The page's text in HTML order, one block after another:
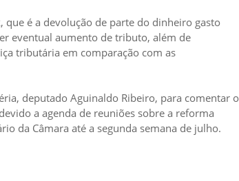
é a devolução de parte do dinheiro gasto
eventual aumento de tributo, além de
tributária em comparação com as
deputado Aguinaldo Ribeiro, para comentar o
a agenda de reuniões sobre a reforma
da Câmara até a segunda semana de julho.